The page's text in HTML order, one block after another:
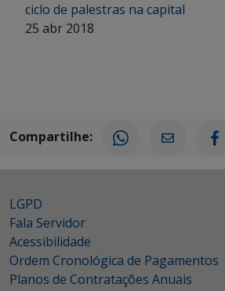
ciclo de palestras na capital
25 abr 2018
Compartilhe:
LGPD
Fala Servidor
Acessibilidade
Ordem Cronológica de Pagamentos
Planos de Contratações Anuais